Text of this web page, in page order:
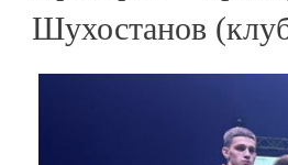
Шухостанов